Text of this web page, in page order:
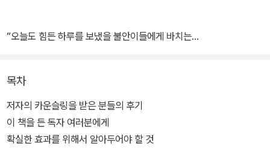
“오늘도 힘든 하루를 보냈을 불안이들에게 바치는
“부적처럼 가지고 싶은 책!
마음에 박힌 가시를 뽑는다”(독서미터 리뷰)
목차
저자의 카운슬링을 받은 분들의 후기
이 책을 든 독자 여러분에게
확실한 효과를 위해서 알아두어야 할 것